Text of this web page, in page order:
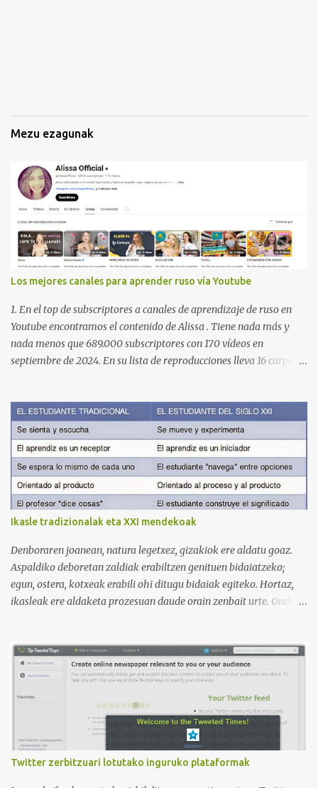
Mezu ezagunak
Los mejores canales para aprender ruso vía Youtube
1. En el top de subscriptores a canales de aprendizaje de ruso en
Youtube encontramos el contenido de Alissa . Tiene nada más y
nada menos que 689.000 subscriptores con 170 vídeos en
septiembre de 2024. En su lista de reproducciones lleva 16 carpetas
de Anastasia G . con 224.000 subscriptores y 97 vídeos en
septiembre de 2024. Anastasia tiene una lista de reproducción
muy bien estructurada para aprender gramática, lectura,
pronunciación, etc. https://www.youtube.com/@AnaG88/playlists
3. Otro de los canales con más usuarios y contenido es el de
Victoria, que lleva por nombre: Aprende con Victoria . El canal
tiene 120 mil subscriptores (septiembre de 2024) con muchísimos
para aprender los diferentes campos en los que podemos dividir un
curso de idiomas: gramática, verbos, vocabulario etc. h...
Ikasle tradizionalak eta XXI mendekoak
Denboraren joanean, natura legetxez, gizakiok ere aldatu goaz.
Aspaldiko deboretan zaldiak erabiltzen genituen bidaiatzeko;
egun, ostera, kotxeak erabili ohi ditugu bidaiak egiteko. Hortaz,
ikasleak ere aldaketa prozesuan daude orain zenbait urte. Ondoko
Ikusi diferentziak eta ausnartu irudiari so eginez.
Twitter zerbitzuari lotutako inguruko plataformak